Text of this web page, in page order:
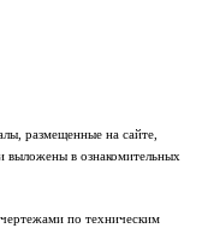
размещенные на сайте,
выложены в ознакомительных
по техническим